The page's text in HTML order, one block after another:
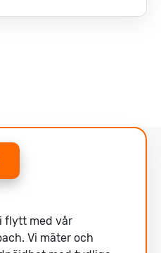
flytt med vår
Vi mäter och